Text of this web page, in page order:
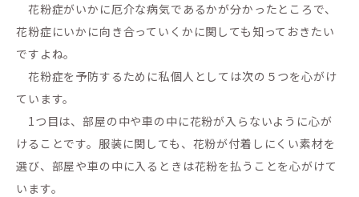
花粉症がいかに厄介な病気であるかが分かったところで、
花粉症にいかに向き合っていくかに関しても知っておきたい
ですよね。
花粉症を予防するために私個人としては次の５つを心がけ
ています。
1つ目は、部屋の中や車の中に花粉が入らないように心が
けることです。服装に関しても、花粉が付着しにくい素材を
選び、部屋や車の中に入るときは花粉を払うことを心がけて
います。